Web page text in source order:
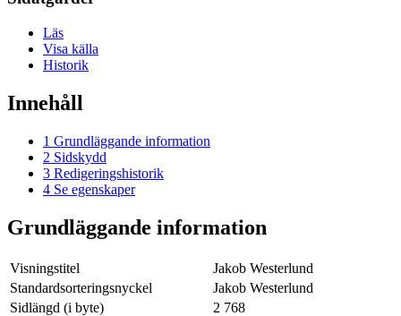
Läs
Visa källa
Historik
Innehåll
1 Grundläggande information
2 Sidskydd
3 Redigeringshistorik
4 Se egenskaper
Grundläggande information
Visningstitel
Jakob Westerlund
Standardsorteringsnyckel
Jakob Westerlund
Sidlängd (i byte)
2 768